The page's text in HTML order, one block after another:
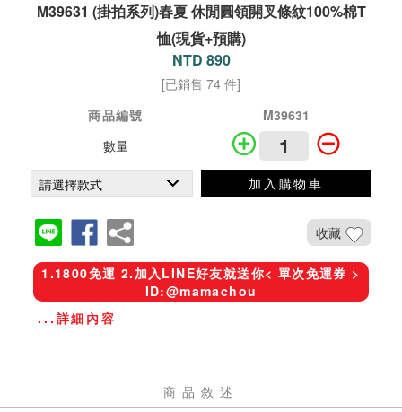
M39631 (掛拍系列)春夏 休閒圓領開叉條紋100%棉T
恤(現貨+預購)
NTD 890
[已銷售 74 件]
商品編號
M39631
數量
加入購物車
收藏
1.1800免運 2.加入LINE好友就送你< 單次免運券 >
ID:@mamachou
...詳細內容
商品敘述